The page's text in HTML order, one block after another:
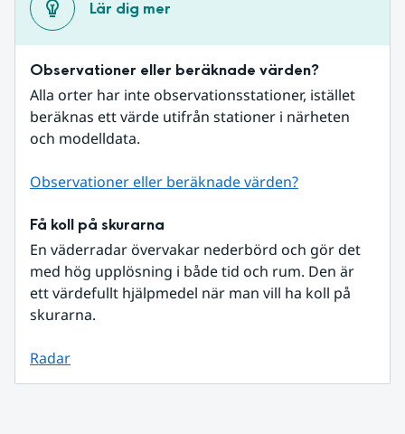
Lär dig mer
Observationer eller beräknade värden?
Alla orter har inte observationsstationer, istället
beräknas ett värde utifrån stationer i närheten
och modelldata.
Observationer eller beräknade värden?
Få koll på skurarna
En väderradar övervakar nederbörd och gör det
med hög upplösning i både tid och rum. Den är
ett värdefullt hjälpmedel när man vill ha koll på
skurarna.
Radar